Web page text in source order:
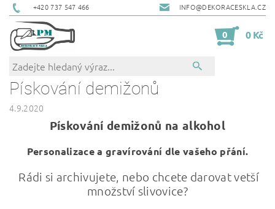
+420 737 547 466 INFO@DEKORACESKLA.CZ
0 0 Kč
Pískování demižonů
4.9.2020
Pískování demižonů na alkohol
Personalizace a gravírování dle vašeho přání.
Rádi si archivujete, nebo chcete darovat vetší
množství slivovice?